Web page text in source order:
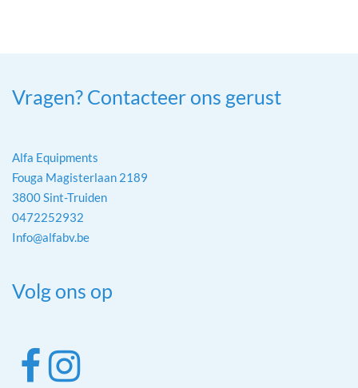
Vragen? Contacteer ons gerust
Alfa Equipments
Fouga Magisterlaan 2189
3800 Sint-Truiden
0472252932
Info@alfabv.be
Volg ons op